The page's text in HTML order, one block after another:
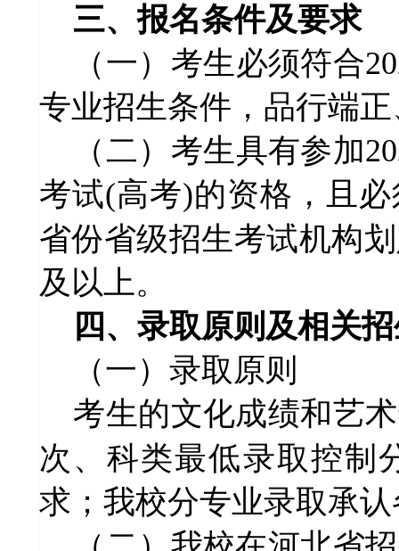
三、报名条件及要求
（一）考生必须符合
专业招生条件，品行端
（二）考生具有参加
考试(高考)的资格，且
省份省级招生考试机构
及以上。
四、录取原则及相关
（一）录取原则
考生的文化成绩和艺
次、科类最低录取控制
求；我校分专业录取承